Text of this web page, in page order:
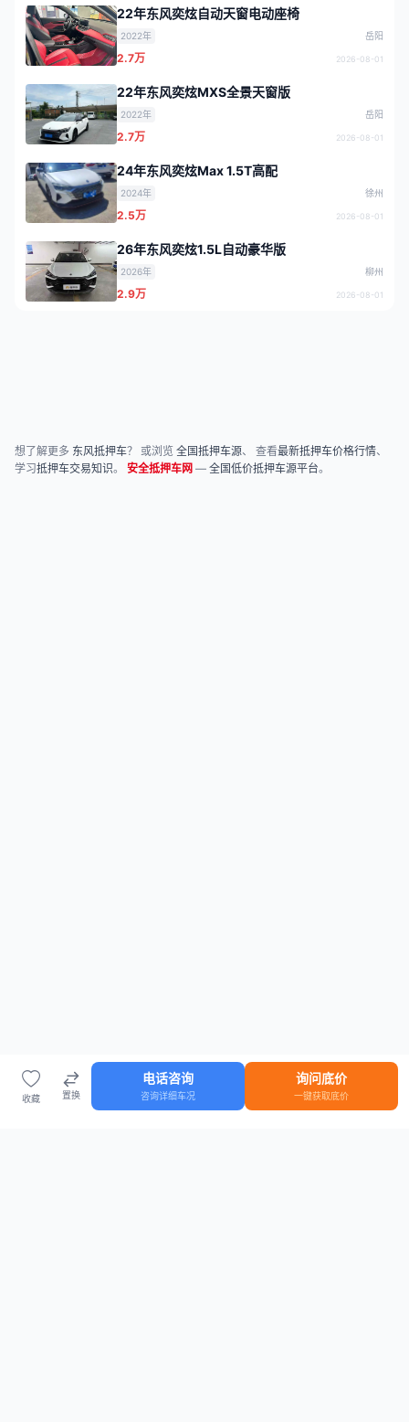
22年东风奕炫自动天窗电动座椅
2022年 岳阳
2.7万 2026-08-01
22年东风奕炫MXS全景天窗版
2022年 岳阳
2.7万 2026-08-01
24年东风奕炫Max 1.5T高配
2024年 徐州
2.5万 2026-08-01
26年东风奕炫1.5L自动豪华版
2026年 柳州
2.9万 2026-08-01
收藏 置换
电话咨询
咨询详细车况
询问底价
一键获取底价
想了解更多 东风抵押车？ 或浏览 全国抵押车源、 查看最新抵押车价格行情、
学习抵押车交易知识。 安全抵押车网 — 全国低价抵押车源平台。
车源 知识 登录